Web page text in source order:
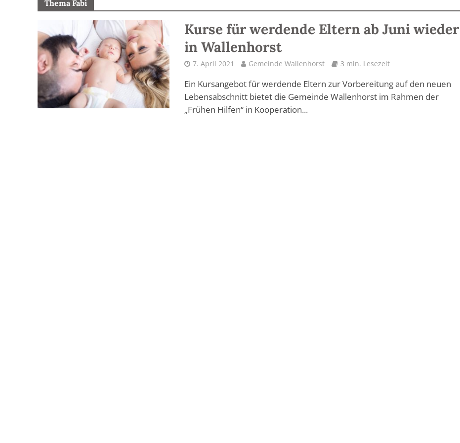
Thema Fabi
Kurse für werdende Eltern ab Juni wieder
in Wallenhorst
7. April 2021 Gemeinde Wallenhorst 3 min. Lesezeit
Ein Kursangebot für werdende Eltern zur Vorbereitung auf den neuen
Lebensabschnitt bietet die Gemeinde Wallenhorst im Rahmen der
„Frühen Hilfen“ in Kooperation...